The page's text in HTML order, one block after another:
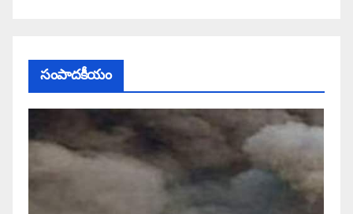
సంపాదకీయం